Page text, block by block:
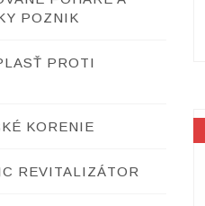
POZNIK
PROTI
KORENIE
REVITALIZÁTOR